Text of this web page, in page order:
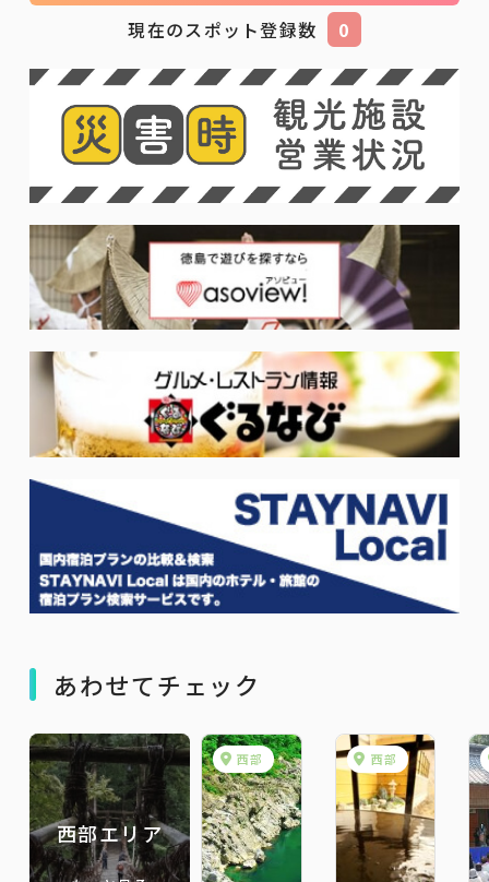
現在のスポット登録数 0
あわせてチェック
西部エリア
西部 西部